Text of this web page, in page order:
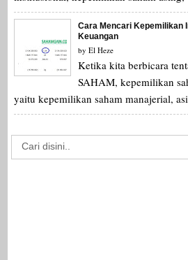
Cara Mencari Kepemilikan
Keuangan
by El Heze
Ketika kita berbicara
SAHAM, kepemilikan
yaitu kepemilikan saham manajerial,